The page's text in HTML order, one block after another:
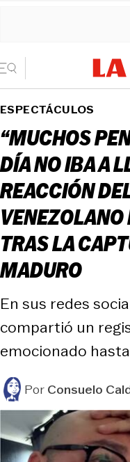
ESPECTÁCULOS
“MUCHOS
DÍA NO IBA A
REACCIÓN
TRAS LA
MADURO
En sus redes
compartió un
emocionado
PorConsuelo